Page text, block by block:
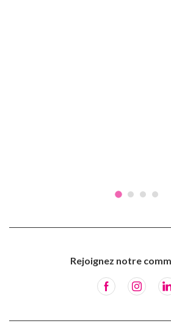
Rejoignez notre